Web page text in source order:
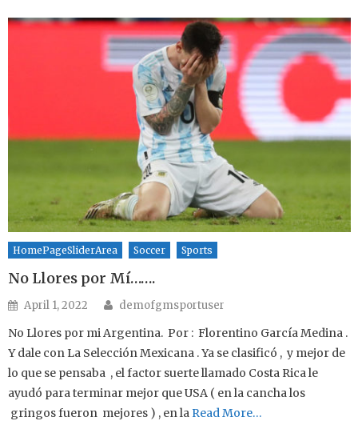
HomePageSliderArea Soccer Sports
No Llores por Mí…….
Posted on
April 1, 2022 Author
demofgmsportuser
No Llores por mi Argentina. Por : Florentino García Medina .
Y dale con La Selección Mexicana . Ya se clasificó , y mejor de
lo que se pensaba , el factor suerte llamado Costa Rica le
ayudó para terminar mejor que USA ( en la cancha los
gringos fueron mejores ) , en la Read More…